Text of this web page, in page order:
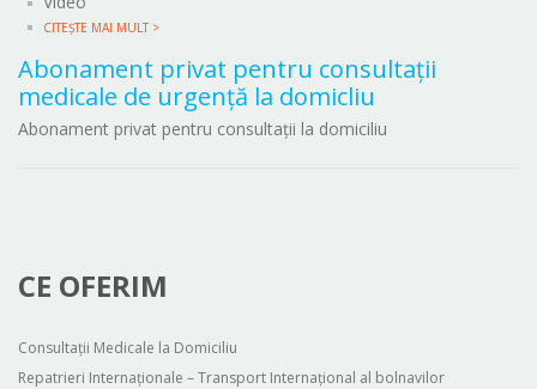
CITEȘTE MAI MULT >
Abonament privat pentru consultații
medicale de urgență la domicliu
Abonament privat pentru consultații la domiciliu
CE OFERIM
Consultații Medicale la Domiciliu
Repatrieri Internaționale – Transport Internațional al bolnavilor